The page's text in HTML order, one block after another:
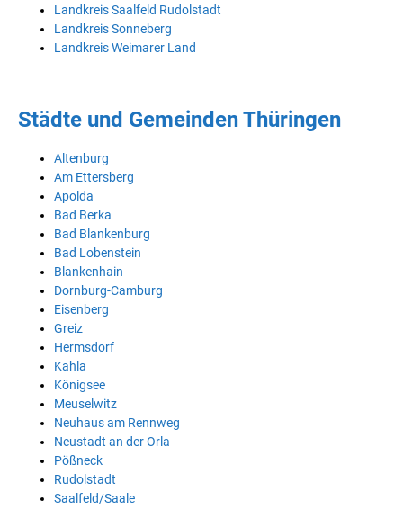
Landkreis Saalfeld Rudolstadt
Landkreis Sonneberg
Landkreis Weimarer Land
Städte und Gemeinden Thüringen
Altenburg
Am Ettersberg
Apolda
Bad Berka
Bad Blankenburg
Bad Lobenstein
Blankenhain
Dornburg-Camburg
Eisenberg
Greiz
Hermsdorf
Kahla
Königsee
Meuselwitz
Neuhaus am Rennweg
Neustadt an der Orla
Pößneck
Rudolstadt
Saalfeld/Saale